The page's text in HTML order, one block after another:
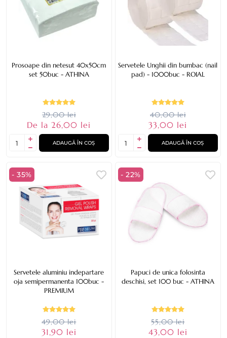
Prosoape din netesut 40x50cm
set 50buc - ATHINA
29,00 lei
De la 26,00 lei
ADAUGĂ ÎN COȘ
Servetele Unghii din bumbac (nail
pad) - 1000buc - ROIAL
40,00 lei
33,00 lei
ADAUGĂ ÎN COȘ
- 35%
Servetele aluminiu indepartare
oja semipermanenta 100buc -
PREMIUM
49,00 lei
31,90 lei
- 22%
Papuci de unica folosinta
deschisi, set 100 buc - ATHINA
55,00 lei
43,00 lei